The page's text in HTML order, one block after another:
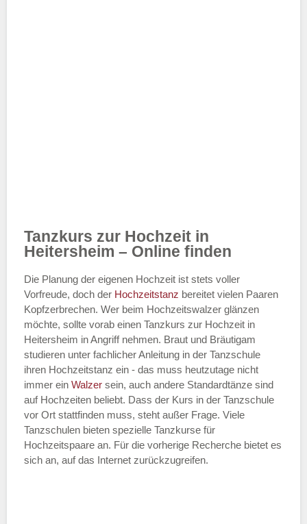
Tanzkurs zur Hochzeit in
Heitersheim – Online finden
Die Planung der eigenen Hochzeit ist stets voller
Vorfreude, doch der Hochzeitstanz bereitet vielen Paaren
Kopfzerbrechen. Wer beim Hochzeitswalzer glänzen
möchte, sollte vorab einen Tanzkurs zur Hochzeit in
Heitersheim in Angriff nehmen. Braut und Bräutigam
studieren unter fachlicher Anleitung in der Tanzschule
ihren Hochzeitstanz ein - das muss heutzutage nicht
immer ein Walzer sein, auch andere Standardtänze sind
auf Hochzeiten beliebt. Dass der Kurs in der Tanzschule
vor Ort stattfinden muss, steht außer Frage. Viele
Tanzschulen bieten spezielle Tanzkurse für
Hochzeitspaare an. Für die vorherige Recherche bietet es
sich an, auf das Internet zurückzugreifen.